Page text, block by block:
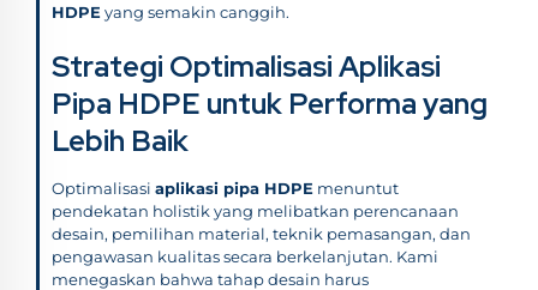
HDPE yang semakin canggih.
Strategi Optimalisasi Aplikasi
Pipa HDPE untuk Performa yang
Lebih Baik
Optimalisasi aplikasi pipa HDPE menuntut
pendekatan holistik yang melibatkan perencanaan
desain, pemilihan material, teknik pemasangan, dan
pengawasan kualitas secara berkelanjutan. Kami
menegaskan bahwa tahap desain harus